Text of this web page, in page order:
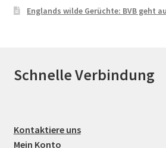
Englands wilde Gerüchte: BVB geht
Schnelle Verbindung
Kontaktiere uns
Mein Konto